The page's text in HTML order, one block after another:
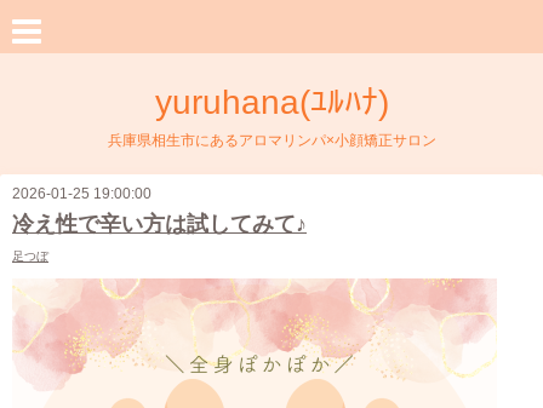
yuruhana(ﾕﾙﾊﾅ)
兵庫県相生市にあるアロマリンパ×小顔矯正サロン
2026-01-25 19:00:00
冷え性で辛い方は試してみて♪
足つぼ